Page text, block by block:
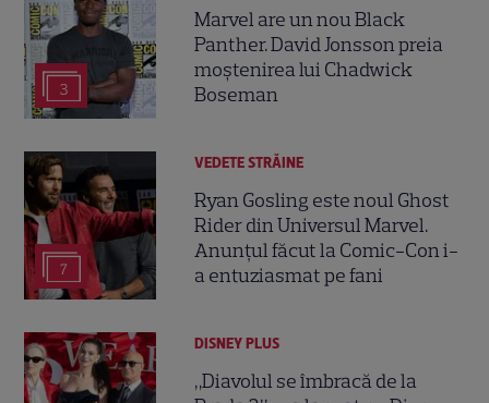
3
Marvel are un nou Black
Panther. David Jonsson preia
moștenirea lui Chadwick
Boseman
7
VEDETE STRĂINE
Ryan Gosling este noul Ghost
Rider din Universul Marvel.
Anunțul făcut la Comic-Con i-
a entuziasmat pe fani
DISNEY PLUS
„Diavolul se îmbracă de la